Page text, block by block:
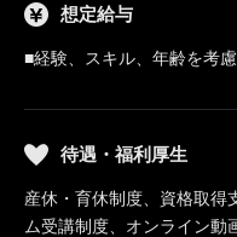
想定給与
■経験、スキル、年齢を考
待遇・福利厚生
産休・育休制度、資格取得
ム受講制度、オンライン動